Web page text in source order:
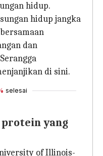
hidup.
hidup jangka
dan
di sini.
selesai
protein yang
of Illinois-